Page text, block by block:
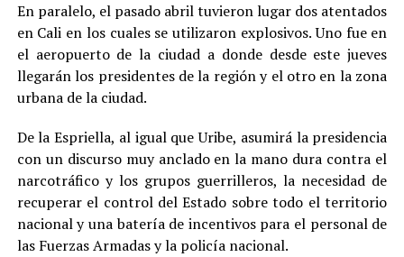
En paralelo, el pasado abril tuvieron lugar dos atentados
en Cali en los cuales se utilizaron explosivos. Uno fue en
el aeropuerto de la ciudad a donde desde este jueves
llegarán los presidentes de la región y el otro en la zona
urbana de la ciudad.
De la Espriella, al igual que Uribe, asumirá la presidencia
con un discurso muy anclado en la mano dura contra el
narcotráfico y los grupos guerrilleros, la necesidad de
recuperar el control del Estado sobre todo el territorio
nacional y una batería de incentivos para el personal de
las Fuerzas Armadas y la policía nacional.